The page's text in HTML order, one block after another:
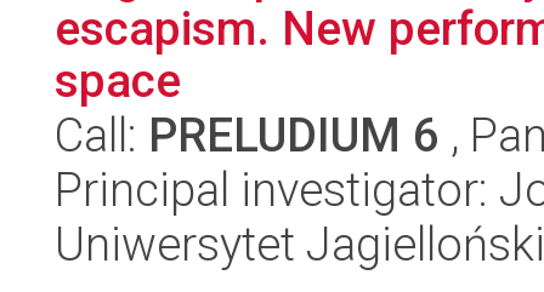
escapism. New
space
Call: PRELUDIUM 6 ,
Principal investigator:
Uniwersytet